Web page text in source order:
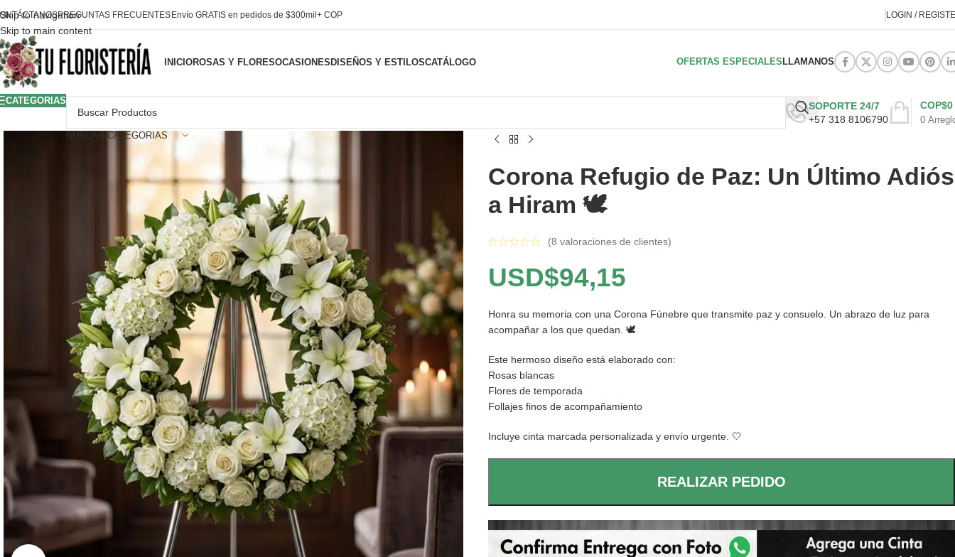
Skip to navigation
Skip to main content
PREGUNTAS FRECUENTESEnvío GRATIS en pedidos de $300mil+ COP LOGIN /
INICIOROSAS Y FLORESOCASIONESDISEÑOS Y ESTILOSCATÁLOGO OFERTAS ESPECIALES LLAMANOS
CATEGORIAS
BUSCAR CATEGORIAS
SOPORTE 24/7
+57 318 8106790
0
COP$0
Corona Refugio de Paz: Un Último Adiós
a Hiram 🕊️
(8 valoraciones de clientes)
USD$94,15
Honra su memoria con una Corona Fúnebre que transmite paz y consuelo. Un abrazo de luz para
acompañar a los que quedan. 🕊️
Este hermoso diseño está elaborado con:
Rosas blancas
Flores de temporada
Follajes finos de acompañamiento
Incluye cinta marcada personalizada y envío urgente. 🤍
REALIZAR PEDIDO